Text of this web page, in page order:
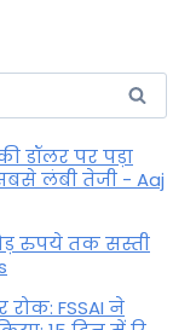
डॉलर पर पड़ा
लंबी तेजी - Aaj
रुपये तक सस्ती
रोक: FSSAI ने